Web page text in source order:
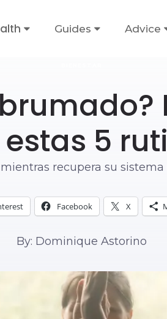
Guides Advice
5
recupera su sistema
Facebook X
By: Dominique Astorino